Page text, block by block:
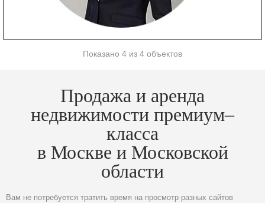
Показано 4 из 4 объектов
Продажа и аренда
недвижимости премиум–
класса
в Москве и Московской
области
Вам не потребуется тратить время на просмотр разных сайтов